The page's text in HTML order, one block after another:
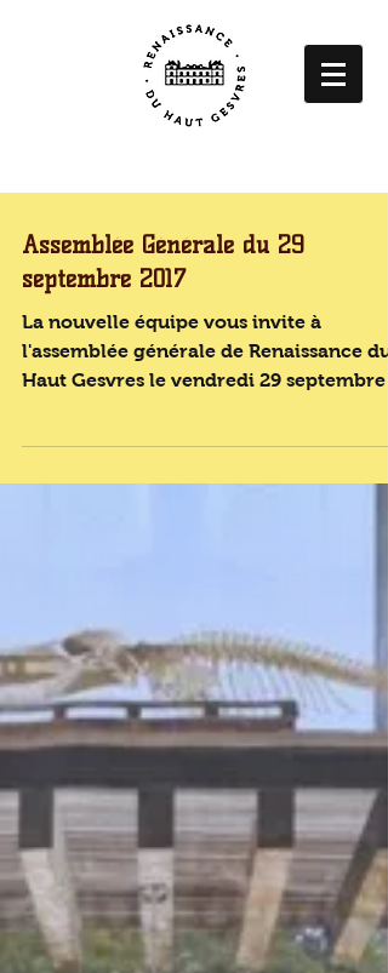
DU
Assemblée Générale du 29
septembre 2017
La nouvelle équipe vous invite à
l'assemblée générale de Renaissance du
Haut Gesvres le vendredi 29 septembre